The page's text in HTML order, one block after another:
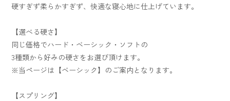
硬すぎず柔らかすぎず、快適な寝心地に仕上げています。
【選べる硬さ】
同じ価格でハード・ベーシック・ソフトの
3種類から好みの硬さをお選び頂けます。
※当ページは【ベーシック】のご案内となります。
【スプリング】